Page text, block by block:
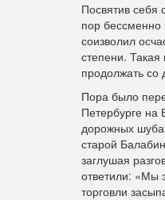
Посвятив себя
пор бессменно
соизволил
степени.
продолжать со
Пора было
Петербурге на
дорожных
старой
заглушая
ответили: «Мы
торговли